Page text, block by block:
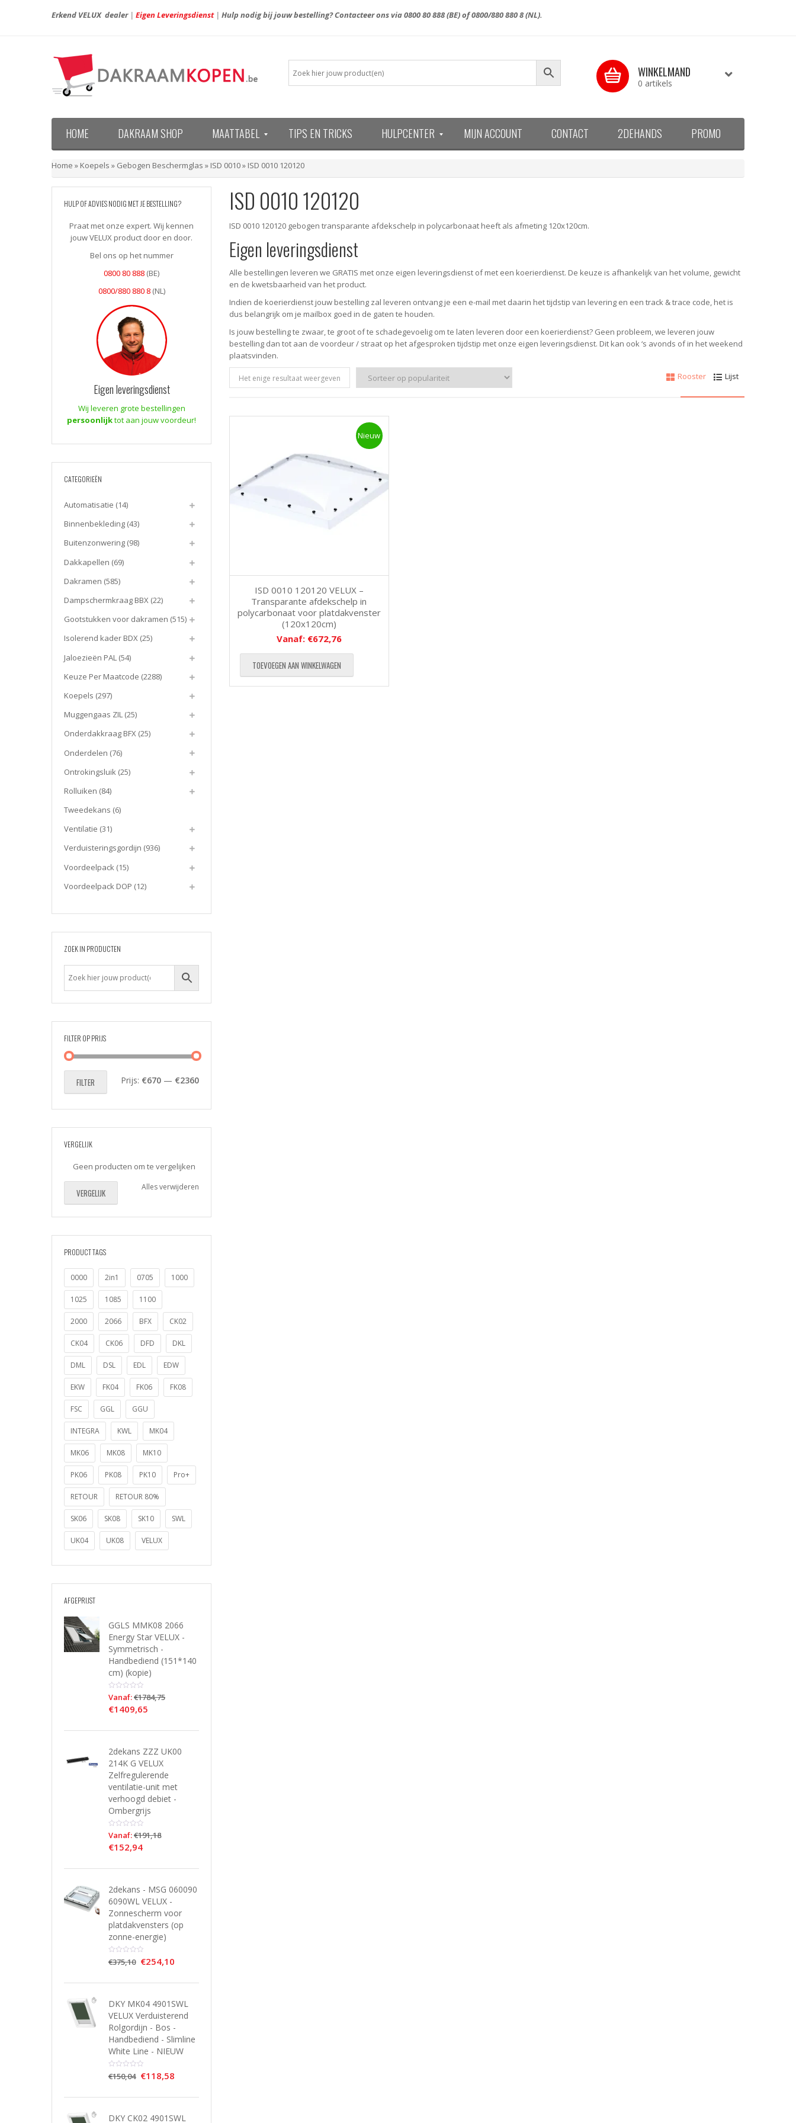
Erkend VELUX dealer| Eigen Leveringsdienst| Hulp nodig bij jouw bestelling? Contacteer ons via0800 80 888(BE) of0800/880 880 8(NL).
WINKELMAND
0 artikels
HOME DAKRAAM SHOP MAATTABEL TIPS EN TRICKS HULPCENTER MIJN ACCOUNT CONTACT 2DEHANDS PROMO
Home » Koepels » Gebogen Beschermglas » ISD 0010» ISD 0010 120120
HULP OF ADVIES NODIG MET JE BESTELLING?
Praat met onze expert. Wij kennen
jouw VELUX product door en door.
Bel ons op het nummer
0800 80 888 (BE)
0800/880 880 8(NL)
Eigen leveringsdienst
Wij leveren grote bestellingen
persoonlijktot aan jouw voordeur!
CATEGORIEËN
Automatisatie (14)
Binnenbekleding (43)
Buitenzonwering (98)
Dakkapellen (69)
Dakramen (585)
Dampschermkraag BBX (22)
Gootstukken voor dakramen (515)
Isolerend kader BDX (25)
Jaloezieën PAL (54)
Keuze Per Maatcode (2288)
Koepels (297)
Muggengaas ZIL (25)
Onderdakkraag BFX (25)
Onderdelen (76)
Ontrokingsluik (25)
Rolluiken (84)
Tweedekans (6)
Ventilatie (31)
Verduisteringsgordijn (936)
Voordeelpack (15)
Voordeelpack DOP (12)
ZOEK IN PRODUCTEN
FILTER OP PRIJS
Min.
Max.
FILTER Prijs: €670 — €2360
VERGELIJK
Geen producten om te vergelijken
Alles verwijderen
VERGELIJK
PRODUCT TAGS
0000 2in1 0705 1000
1025 1085 1100
2000 2066 BFX CK02
CK04 CK06 DFD DKL
DML DSL EDL EDW
EKW FK04 FK06 FK08
FSC GGL GGU
INTEGRA KWL MK04
MK06 MK08 MK10
PK06 PK08 PK10 Pro+
RETOUR RETOUR 80%
SK06 SK08 SK10 SWL
UK04 UK08 VELUX
AFGEPRIJST
GGLS MMK08 2066
Energy Star VELUX -
Symmetrisch -
Handbediend (151*140
cm) (kopie)
Vanaf:€1784,75
€1409,65
2dekans ZZZ UK00
214K G VELUX
Zelfregulerende
ventilatie-unit met
verhoogd debiet -
Ombergrijs
Vanaf:€191,18
€152,94
2dekans - MSG 060090
6090WL VELUX -
Zonnescherm voor
platdakvensters (op
zonne-energie)
€375,10 €254,10
DKY MK04 4901SWL
VELUX Verduisterend
Rolgordijn - Bos -
Handbediend - Slimline
White Line - NIEUW
€150,04 €118,58
DKY CK02 4901SWL
ISD 0010 120120
ISD 0010 120120 gebogen transparante afdekschelp in polycarbonaat heeft als afmeting 120x120cm.
Eigen leveringsdienst
Alle bestellingen leveren we GRATIS met onze eigen leveringsdienst of met een koerierdienst. De keuze is afhankelijk van het volume, gewicht
en de kwetsbaarheid van het product.
Indien de koerierdienst jouw bestelling zal leveren ontvang je een e-mail met daarin het tijdstip van levering en een track & trace code, het is
dus belangrijk om je mailbox goed in de gaten te houden.
Is jouw bestelling te zwaar, te groot of te schadegevoelig om te laten leveren door een koerierdienst? Geen probleem, we leveren jouw
bestelling dan tot aan de voordeur / straat op het afgesproken tijdstip met onze eigen leveringsdienst. Dit kan ook ‘s avonds of in het weekend
plaatsvinden.
Rooster
Lijst
Het enige resultaat weergeven
Nieuw
ISD 0010 120120 VELUX –
Transparante afdekschelp in
polycarbonaat voor platdakvenster
(120x120cm)
Vanaf: €672,76
TOEVOEGEN AAN WINKELWAGEN